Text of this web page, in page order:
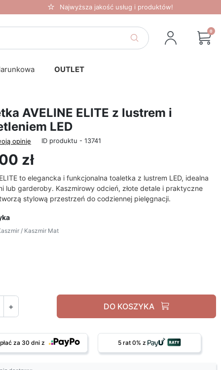
Najwyższa jakość usług i produktów!
0
OUTLET
AVELINE ELITE z lustrem i
LED
opinię ID produktu - 13741
zł
to elegancka i funkcjonalna toaletka z lustrem LED, idealna
lub garderoby. Kaszmirowy odcień, złote detale i praktyczne
stylową przestrzeń do codziennej pielęgnacji.
/ Kaszmir Mat
/ Kaszmir Mat
+ DO KOSZYKA
za 30 dni z 5 rat 0% z